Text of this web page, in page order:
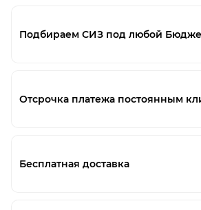
Подбираем СИЗ под любой
Отсрочка платежа постоянным
Бесплатная доставка